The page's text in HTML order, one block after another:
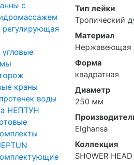
с
регулирующая
краны
воды
НЕПТУН
Тип лейки
Тропический
Материал
Нержавеющая
Форма
квадратная
Диаметр
250 мм
Elghansa
Коллекция
SHOWER HEAD